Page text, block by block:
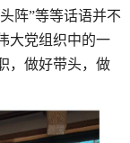
阵”等等话语并不
大党组织中的一
，做好带头，做